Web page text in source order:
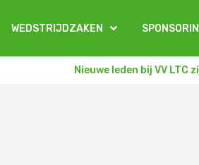
WEDSTRIJDZAKEN
Nieuwe leden bij VV